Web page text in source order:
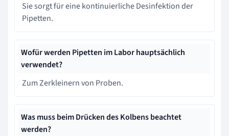
Sie sorgt für eine kontinuierliche Desinfektion der
Pipetten.
Wofür werden Pipetten im Labor hauptsächlich
verwendet?
Zum Zerkleinern von Proben.
Was muss beim Drücken des Kolbens beachtet
werden?